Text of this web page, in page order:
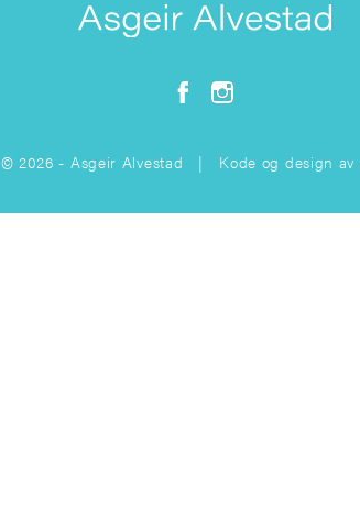
© 2026 - Asgeir Alvestad | Kode og design av